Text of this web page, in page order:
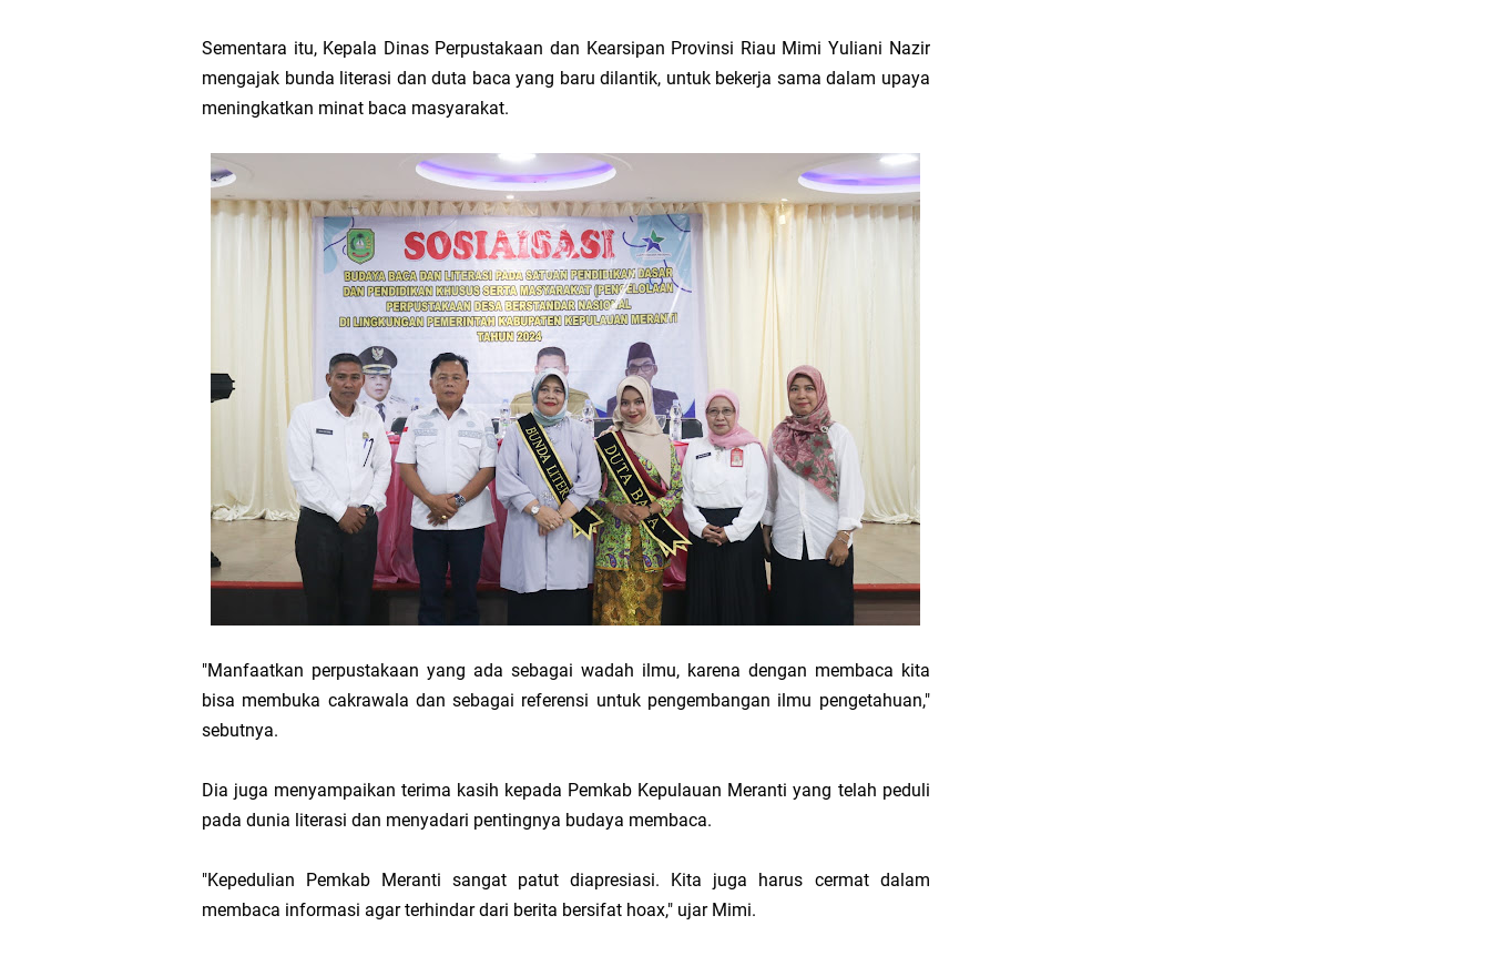
Sementara itu, Kepala Dinas Perpustakaan dan Kearsipan Provinsi Riau Mimi Yuliani Nazir
mengajak bunda literasi dan duta baca yang baru dilantik, untuk bekerja sama dalam upaya
meningkatkan minat baca masyarakat.
"Manfaatkan perpustakaan yang ada sebagai wadah ilmu, karena dengan membaca kita
bisa membuka cakrawala dan sebagai referensi untuk pengembangan ilmu pengetahuan,"
sebutnya.
Dia juga menyampaikan terima kasih kepada Pemkab Kepulauan Meranti yang telah peduli
pada dunia literasi dan menyadari pentingnya budaya membaca.
"Kepedulian Pemkab Meranti sangat patut diapresiasi. Kita juga harus cermat dalam
membaca informasi agar terhindar dari berita bersifat hoax," ujar Mimi.